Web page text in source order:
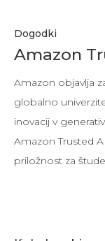
Dogodki
Amazon
Amazon objavlja
globalno
inovacij v
Amazon Trusted
priložnost za